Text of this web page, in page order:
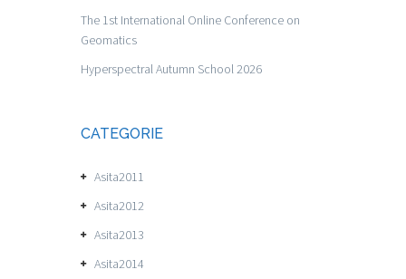
The 1st International Online Conference on
Geomatics
Hyperspectral Autumn School 2026
CATEGORIE
Asita2011
Asita2012
Asita2013
Asita2014